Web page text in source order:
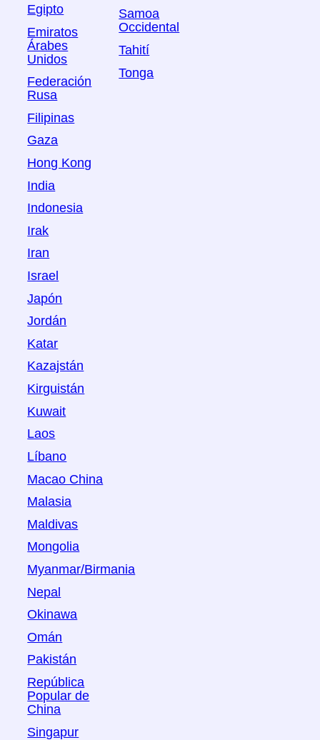
Egipto
Emiratos
Árabes
Unidos
Federación
Rusa
Filipinas
Gaza
Hong Kong
India
Indonesia
Irak
Iran
Israel
Japón
Jordán
Katar
Kazajstán
Kirguistán
Kuwait
Laos
Líbano
Macao China
Malasia
Maldivas
Mongolia
Myanmar/Birmania
Nepal
Okinawa
Omán
Pakistán
República
Popular de
China
Singapur
Samoa
Occidental
Tahití
Tonga